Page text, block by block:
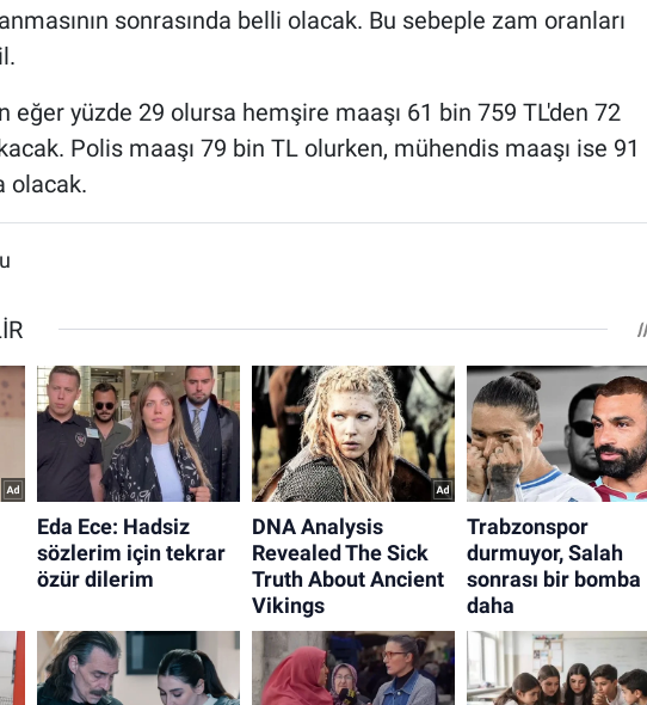
sonrasında belli olacak. Bu sebeple zam oranları
eğer yüzde 29 olursa hemşire maaşı 61 bin 759 TL'den 72
Polis maaşı 79 bin TL olurken, mühendis maaşı ise 91
olacak.